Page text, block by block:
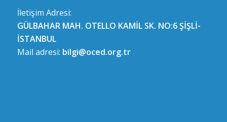
İletişim Adresi:
GÜLBAHAR MAH. OTELLO KAMİL SK. NO:6 ŞİŞLİ-
İSTANBUL
Mail adresi: bilgi@oced.org.tr